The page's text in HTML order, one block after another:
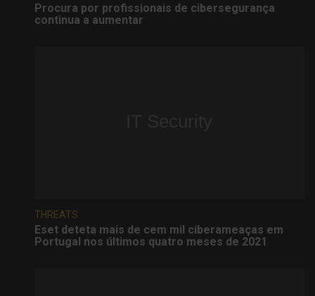
Procura por profissionais de cibersegurança
continua a aumentar
THREATS
Eset deteta mais de cem mil ciberameaças em
Portugal nos últimos quatro meses de 2021